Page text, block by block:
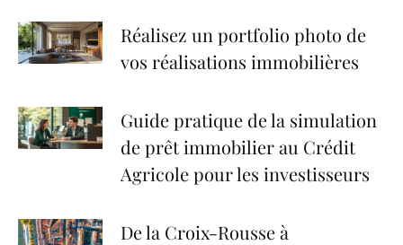
Réalisez un portfolio photo de
vos réalisations immobilières
Guide pratique de la simulation
de prêt immobilier au Crédit
Agricole pour les investisseurs
De la Croix-Rousse à